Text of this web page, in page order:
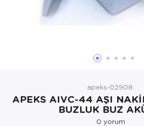
apeks-02908
APEKS AIVC-44 AŞI
BUZLUK BUZ
0 yorum